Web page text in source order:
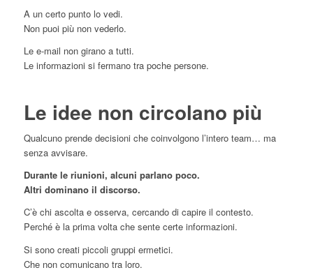
A un certo punto lo vedi.
Non puoi più non vederlo.
Le e-mail non girano a tutti.
Le informazioni si fermano tra poche persone.
Le idee non circolano più
Qualcuno prende decisioni che coinvolgono l’intero team… ma
senza avvisare.
Durante le riunioni, alcuni parlano poco.
Altri dominano il discorso.
C’è chi ascolta e osserva, cercando di capire il contesto.
Perché è la prima volta che sente certe informazioni.
Si sono creati piccoli gruppi ermetici.
Che non comunicano tra loro.